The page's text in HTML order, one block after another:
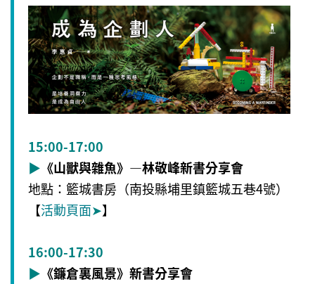
15:00-17:00
▶ 《山獸與雜魚》—林敬峰新書分享會
地點：籃城書房（南投縣埔里鎮籃城五巷4號）
【活動頁面➤】
16:00-17:30
▶ 《鐮倉裏風景》新書分享會